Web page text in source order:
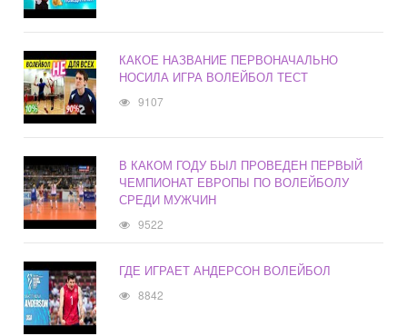
КАКОЕ НАЗВАНИЕ ПЕРВОНАЧАЛЬНО
НОСИЛА ИГРА ВОЛЕЙБОЛ ТЕСТ
9107
В КАКОМ ГОДУ БЫЛ ПРОВЕДЕН ПЕРВЫЙ
ЧЕМПИОНАТ ЕВРОПЫ ПО ВОЛЕЙБОЛУ
СРЕДИ МУЖЧИН
9522
ГДЕ ИГРАЕТ АНДЕРСОН ВОЛЕЙБОЛ
8842